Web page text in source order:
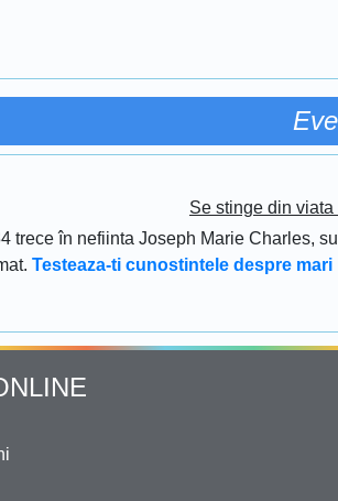
Se stinge din
trece în nefiinta Joseph Marie Charles,
Testeaza-ti cunostintele despre